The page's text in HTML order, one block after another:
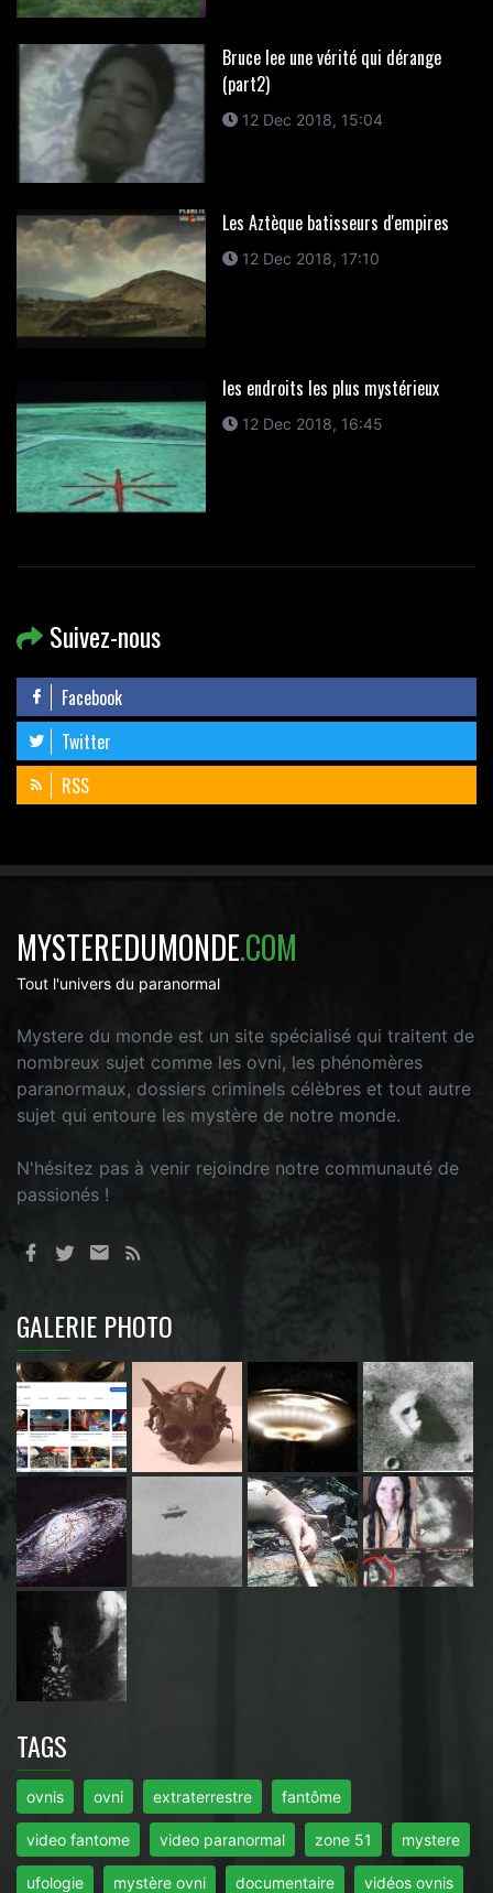
Bruce lee une vérité qui dérange
(part2)
12 Dec 2018, 15:04
Les Aztèque batisseurs d'empires
12 Dec 2018, 17:10
les endroits les plus mystérieux
12 Dec 2018, 16:45
Suivez-nous
Facebook
Twitter
RSS
MYSTEREDUMONDE.COM
Tout l'univers du paranormal
Mystere du monde est un site spécialisé qui traitent de
nombreux sujet comme les ovni, les phénomères
paranormaux, dossiers criminels célèbres et tout autre
sujet qui entoure les mystère de notre monde.
N'hésitez pas à venir rejoindre notre communauté de
passionés !
GALERIE PHOTO
TAGS
ovnis ovni extraterrestre fantôme
video fantome video paranormal zone 51 mystere
ufologie mystère ovni documentaire vidéos ovnis